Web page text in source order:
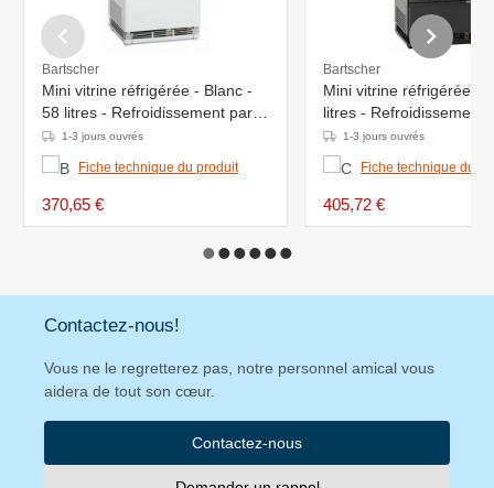
Bartscher
Mini vitrine réfrigérée - Blanc -
58 litres - Refroidissement par
circulation d'air -
425x380x(h)805mm
1-3 jours ouvrés
Fiche technique du produit
370,65 €
Bartscher
Mini vitrine réfrigérée -
litres - Refroidissement
circulation d'air -
435x385x(h)960mm
1-3 jours ouvrés
Fiche technique du
405,72 €
Contactez-nous!
Vous ne le regretterez pas, notre personnel amical vous
aidera de tout son cœur.
Contactez-nous